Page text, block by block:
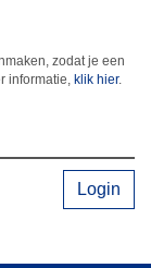
zodat je een
informatie, klik hier.
Login